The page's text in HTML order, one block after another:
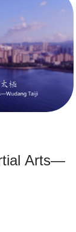
Arts—